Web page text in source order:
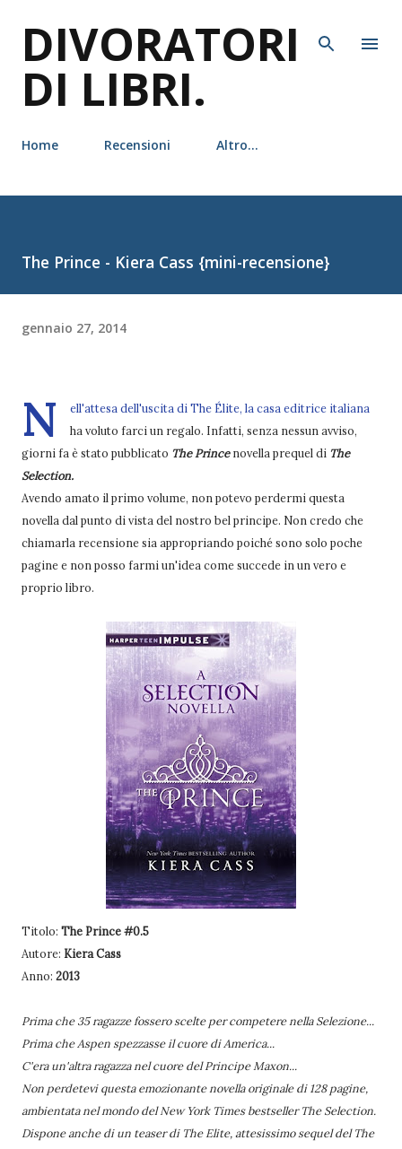
DIVORATORI
DI LIBRI.
Home Recensioni Altro…
The Prince - Kiera Cass {mini-recensione}
gennaio 27, 2014
N
ell'attesa dell'uscita di The Élite, la casa editrice italiana
ha voluto farci un regalo. Infatti, senza nessun avviso,
giorni fa è stato pubblicato The Princenovella prequel di The
Selection.
Avendo amato il primo volume, non potevo perdermi questa
novella dal punto di vista del nostro bel principe. Non credo che
chiamarla recensione sia appropriando poiché sono solo poche
pagine e non posso farmi un'idea come succede in un vero e
proprio libro.
Titolo: The Prince #0.5
Autore: Kiera Cass
Anno: 2013
Prima che 35 ragazze fossero scelte per competere nella Selezione...
Prima che Aspen spezzasse il cuore di America...
C'era un'altra ragazza nel cuore del Principe Maxon...
Non perdetevi questa emozionante novella originale di 128 pagine,
ambientata nel mondo del New York Times bestseller The Selection.
Dispone anche di un teaser di The Elite, attesissimo sequel del The